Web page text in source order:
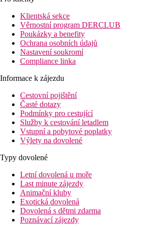
Vstupní hala s recepcí (trezor za
Pokoje
Dvoulůžkový pokoj:koupelna/WC
Ostatní typy pokojů(pokud není
Dvoulůžkový pokoj, Výhled
Dvoulůžkový pokoj, Superior
Pláž
Písečná pláž 300 m, lehátka a
Stravování
Snídaně
Snídaně formou bufetu
Sportovní nabídka
Za poplatek:
Zábava
Centrum střediska Faliraki s nákupními
Hotelová knihovna.
Děti
Klientská sekce
Věrnostní program DERCLUB
Poukázky a benefity
Ochrana osobních údajů
Nastavení soukromí
Compliance linka
Informace k zájezdu
Cestovní pojištění
Časté dotazy
Podmínky pro cestující
Služby k cestování letadlem
Vstupní a pobytové poplatky
Výlety na dovolené
Typy dovolené
Letní dovolená u moře
Last minute zájezdy
Animační kluby
Exotická dovolená
Dovolená s dětmi zdarma
Poznávací zájezdy